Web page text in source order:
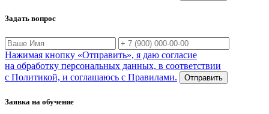
Задать вопрос
Нажимая кнопку «Отправить», я даю согласие
на обработку персональных данных, в соответствии
с Политикой, и соглашаюсь с Правилами.
Отправить
Заявка на обучение